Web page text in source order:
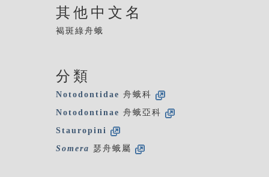
其他中文名
褐斑綠舟蛾
分類
Notodontidae 舟蛾科
Notodontinae 舟蛾亞科
Stauropini
Somera 瑟舟蛾屬